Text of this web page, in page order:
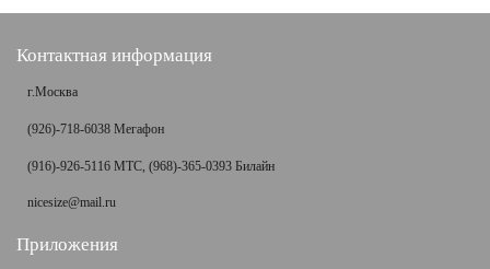
Контактная информация
г.Москва
(926)-718-6038 Мегафон
(916)-926-5116 МТС, (968)-365-0393 Билайн
nicesize@mail.ru
Приложения